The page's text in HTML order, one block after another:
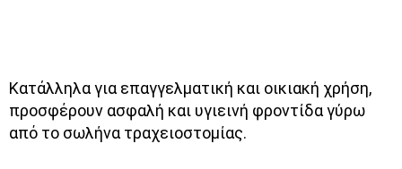
Κατάλληλα για επαγγελματική και οικιακή χρήση,
προσφέρουν ασφαλή και υγιεινή φροντίδα γύρω
από το σωλήνα τραχειοστομίας.